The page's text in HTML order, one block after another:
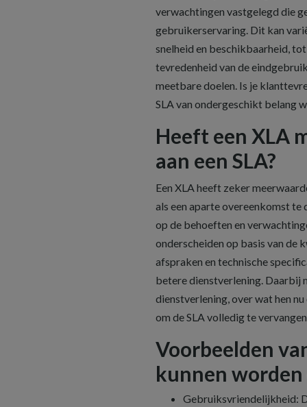
verwachtingen vastgelegd die
gebruikerservaring. Dit kan
snelheid en beschikbaarheid,
tevredenheid van de
meetbare doelen. Is je
SLA van ondergeschikt belang
Heeft een XLA
aan een SLA?
Een XLA heeft zeker
als een aparte overeenkomst
op de behoeften en
onderscheiden op basis van de
afspraken en technische
betere dienstverlening. Daarbij
dienstverlening, over wat hen
om de SLA volledig te
Voorbeelden
kunnen
Gebruiksvriendelijkheid: